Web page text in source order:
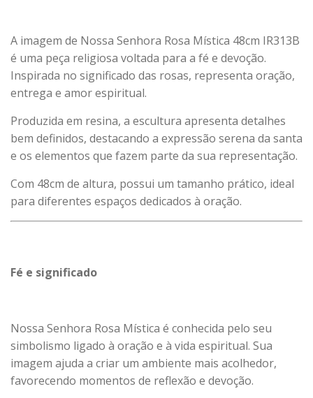
A imagem de Nossa Senhora Rosa Mística 48cm IR313B
é uma peça religiosa voltada para a fé e devoção.
Inspirada no significado das rosas, representa oração,
entrega e amor espiritual.
Produzida em resina, a escultura apresenta detalhes
bem definidos, destacando a expressão serena da santa
e os elementos que fazem parte da sua representação.
Com 48cm de altura, possui um tamanho prático, ideal
para diferentes espaços dedicados à oração.
Fé e significado
Nossa Senhora Rosa Mística é conhecida pelo seu
simbolismo ligado à oração e à vida espiritual. Sua
imagem ajuda a criar um ambiente mais acolhedor,
favorecendo momentos de reflexão e devoção.